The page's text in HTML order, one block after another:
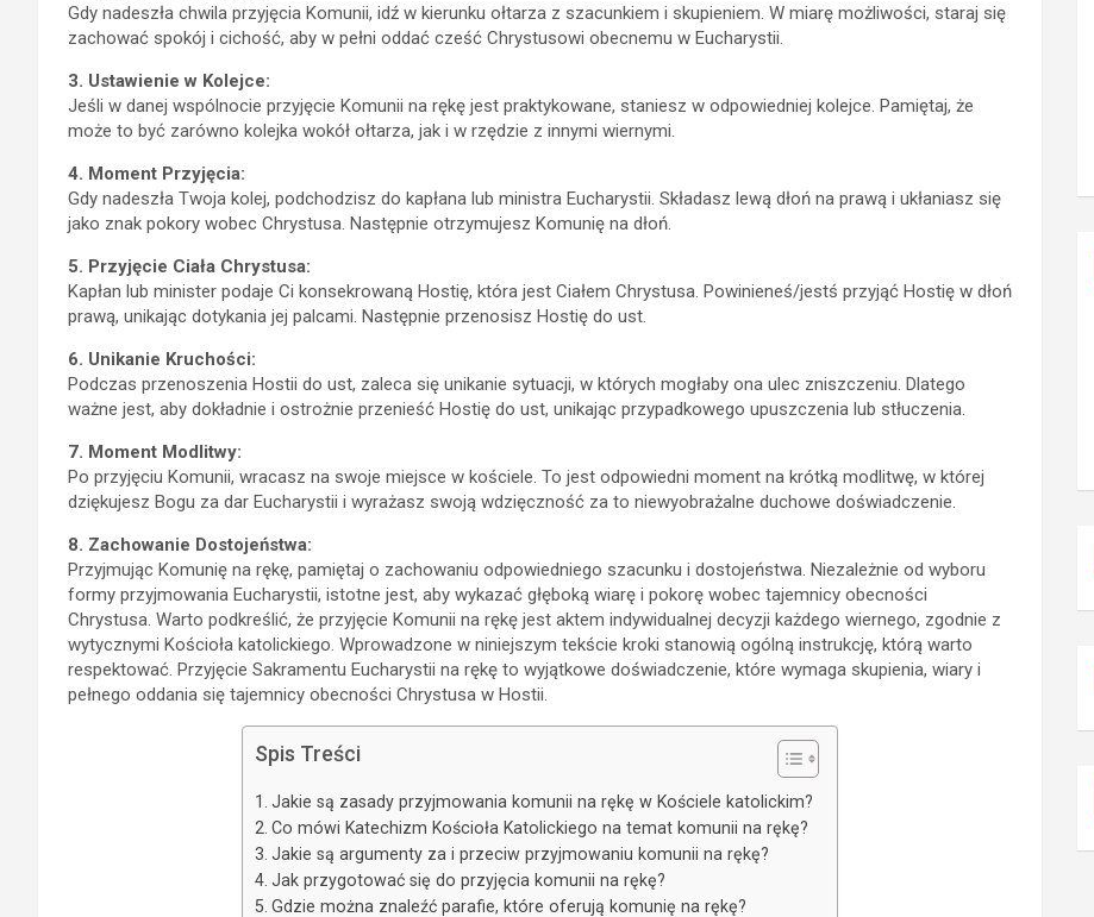
Gdy nadeszła chwila przyjęcia Komunii, idź w kierunku ołtarza z szacunkiem i skupieniem. W miarę możliwości, staraj się
zachować spokój i cichość, aby w pełni oddać cześć Chrystusowi obecnemu w Eucharystii.
3. Ustawienie w Kolejce:
Jeśli w danej wspólnocie przyjęcie Komunii na rękę jest praktykowane, staniesz w odpowiedniej kolejce. Pamiętaj, że
może to być zarówno kolejka wokół ołtarza, jak i w rzędzie z innymi wiernymi.
4. Moment Przyjęcia:
Gdy nadeszła Twoja kolej, podchodzisz do kapłana lub ministra Eucharystii. Składasz lewą dłoń na prawą i ukłaniasz się
jako znak pokory wobec Chrystusa. Następnie otrzymujesz Komunię na dłoń.
5. Przyjęcie Ciała Chrystusa:
Kapłan lub minister podaje Ci konsekrowaną Hostię, która jest Ciałem Chrystusa. Powinieneś/jestś przyjąć Hostię w dłoń
prawą, unikając dotykania jej palcami. Następnie przenosisz Hostię do ust.
6. Unikanie Kruchości:
Podczas przenoszenia Hostii do ust, zaleca się unikanie sytuacji, w których mogłaby ona ulec zniszczeniu. Dlatego
ważne jest, aby dokładnie i ostrożnie przenieść Hostię do ust, unikając przypadkowego upuszczenia lub stłuczenia.
7. Moment Modlitwy:
Po przyjęciu Komunii, wracasz na swoje miejsce w kościele. To jest odpowiedni moment na krótką modlitwę, w której
dziękujesz Bogu za dar Eucharystii i wyrażasz swoją wdzięczność za to niewyobrażalne duchowe doświadczenie.
8. Zachowanie Dostojeństwa:
Przyjmując Komunię na rękę, pamiętaj o zachowaniu odpowiedniego szacunku i dostojeństwa. Niezależnie od wyboru
formy przyjmowania Eucharystii, istotne jest, aby wykazać głęboką wiarę i pokorę wobec tajemnicy obecności
Chrystusa. Warto podkreślić, że przyjęcie Komunii na rękę jest aktem indywidualnej decyzji każdego wiernego, zgodnie z
wytycznymi Kościoła katolickiego. Wprowadzone w niniejszym tekście kroki stanowią ogólną instrukcję, którą warto
respektować. Przyjęcie Sakramentu Eucharystii na rękę to wyjątkowe doświadczenie, które wymaga skupienia, wiary i
pełnego oddania się tajemnicy obecności Chrystusa w Hostii.
Spis Treści
Jakie są zasady przyjmowania komunii na rękę w Kościele katolickim?
Co mówi Katechizm Kościoła Katolickiego na temat komunii na rękę?
Jakie są argumenty za i przeciw przyjmowaniu komunii na rękę?
Jak przygotować się do przyjęcia komunii na rękę?
Gdzie można znaleźć parafie, które oferują komunię na rękę?